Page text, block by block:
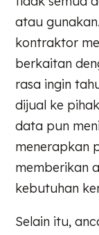
atau
kontraktor
berkaitan
rasa ingin
dijual ke
data pun
menerapkan
memberikan
kebutuhan
Selain itu,